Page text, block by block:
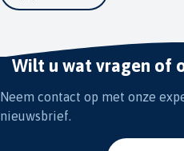
Wilt u wat vragen of
Neem contact op met onze
nieuwsbrief.